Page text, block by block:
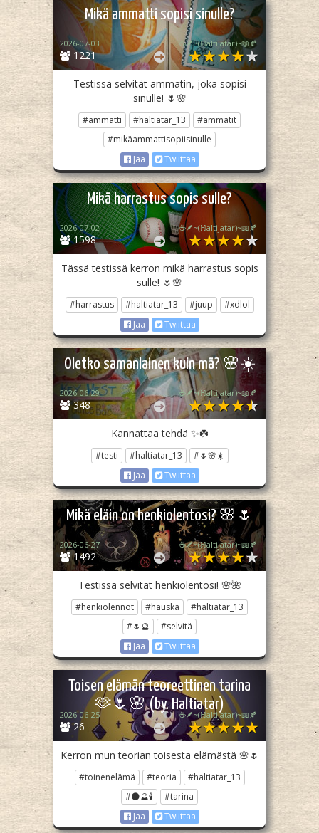
Mikä ammatti sopisi sinulle?
1221
2026-07-03 ☕🪶~(ℍaltijatar)~📖🍂
Testissä selvität ammatin, joka sopisi
sinulle! 🌷🌸
#ammatti #haltiatar_13
#ammatit
#mikäammattisopiisinulle
Jaa
Twiittaa
Mikä harrastus sopis sulle?
1598
2026-07-02 ☕🪶~(ℍaltijatar)~📖🍂
Tässä testissä kerron mikä harrastus sopis
sulle! 🌷🌸
#harrastus #haltiatar_13 #juup
#xdlol
Jaa
Twiittaa
Oletko samanlainen kuin mä? 🌸☀️
348
2026-06-29 ☕🪶~(ℍaltijatar)~📖🍂
Kannattaa tehdä ✨☘️
#testi #haltiatar_13
#🌷🌸☀️
Jaa
Twiittaa
Mikä eläin on henkiolentosi? 🌸🌷
1492
2026-06-27 ☕🪶~(ℍaltijatar)~📖🍂
Testissä selvität henkiolentosi! 🌸🌺
#henkiolennot #hauska
#haltiatar_13
#🌷🔮
#selvitä
Jaa
Twiittaa
Toisen elämän teoreettinen tarina
🫶🌷🌸 (by. Haltiatar)
26
2026-06-25 ☕🪶~(ℍaltijatar)~📖🍂
Kerron mun teorian toisesta elämästä 🌸🌷
#toinenelämä #teoria
#haltiatar_13
#🌑🔮🕯️
#tarina
Jaa
Twiittaa